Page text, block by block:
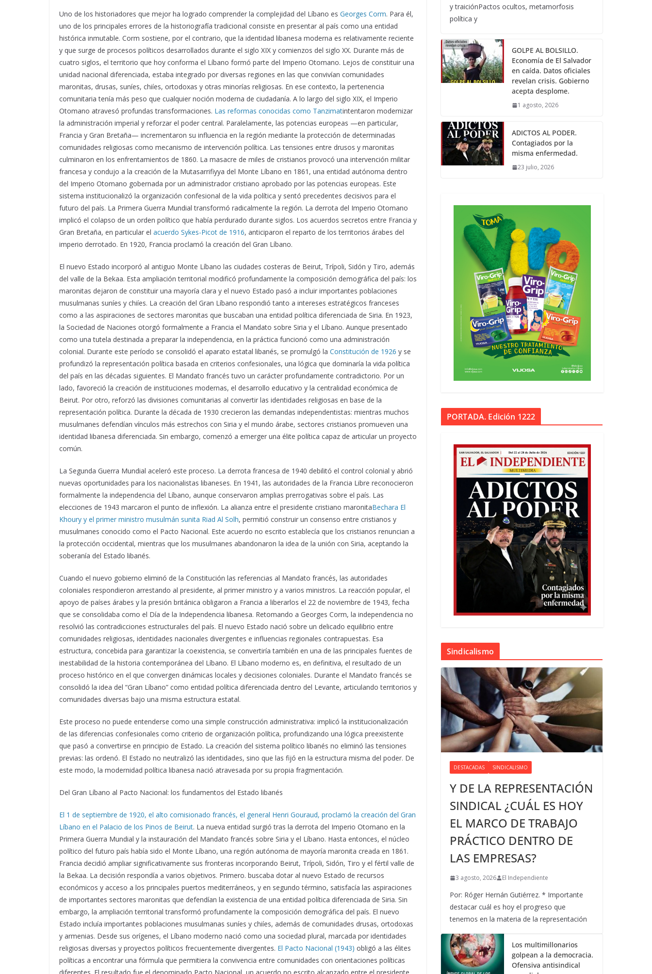
Uno de los historiadores que mejor ha logrado comprender la complejidad del Líbano es Georges Corm. Para él,
uno de los principales errores de la historiografía tradicional consiste en presentar al país como una entidad
histórica inmutable. Corm sostiene, por el contrario, que la identidad libanesa moderna es relativamente reciente
y que surge de procesos políticos desarrollados durante el siglo XIX y comienzos del siglo XX. Durante más de
cuatro siglos, el territorio que hoy conforma el Líbano formó parte del Imperio Otomano. Lejos de constituir una
unidad nacional diferenciada, estaba integrado por diversas regiones en las que convivían comunidades
maronitas, drusas, suníes, chiíes, ortodoxas y otras minorías religiosas. En ese contexto, la pertenencia
comunitaria tenía más peso que cualquier noción moderna de ciudadanía. A lo largo del siglo XIX, el Imperio
Otomano atravesó profundas transformaciones. Las reformas conocidas como Tanzimatintentaron modernizar
la administración imperial y reforzar el poder central. Paralelamente, las potencias europeas —en particular,
Francia y Gran Bretaña— incrementaron su influencia en la región mediante la protección de determinadas
comunidades religiosas como mecanismo de intervención política. Las tensiones entre drusos y maronitas
culminaron en los enfrentamientos de 1860. La masacre de miles de cristianos provocó una intervención militar
francesa y condujo a la creación de la Mutasarrifiyya del Monte Líbano en 1861, una entidad autónoma dentro
del Imperio Otomano gobernada por un administrador cristiano aprobado por las potencias europeas. Este
sistema institucionalizó la organización confesional de la vida política y sentó precedentes decisivos para el
futuro del país. La Primera Guerra Mundial transformó radicalmente la región. La derrota del Imperio Otomano
implicó el colapso de un orden político que había perdurado durante siglos. Los acuerdos secretos entre Francia y
Gran Bretaña, en particular el acuerdo Sykes-Picot de 1916, anticiparon el reparto de los territorios árabes del
imperio derrotado. En 1920, Francia proclamó la creación del Gran Líbano.
El nuevo Estado incorporó al antiguo Monte Líbano las ciudades costeras de Beirut, Trípoli, Sidón y Tiro, además
del valle de la Bekaa. Esta ampliación territorial modificó profundamente la composición demográfica del país: los
maronitas dejaron de constituir una mayoría clara y el nuevo Estado pasó a incluir importantes poblaciones
musulmanas suníes y chiíes. La creación del Gran Líbano respondió tanto a intereses estratégicos franceses
como a las aspiraciones de sectores maronitas que buscaban una entidad política diferenciada de Siria. En 1923,
la Sociedad de Naciones otorgó formalmente a Francia el Mandato sobre Siria y el Líbano. Aunque presentado
como una tutela destinada a preparar la independencia, en la práctica funcionó como una administración
colonial. Durante este período se consolidó el aparato estatal libanés, se promulgó la Constitución de 1926 y se
profundizó la representación política basada en criterios confesionales, una lógica que dominaría la vida política
del país en las décadas siguientes. El Mandato francés tuvo un carácter profundamente contradictorio. Por un
lado, favoreció la creación de instituciones modernas, el desarrollo educativo y la centralidad económica de
Beirut. Por otro, reforzó las divisiones comunitarias al convertir las identidades religiosas en base de la
representación política. Durante la década de 1930 crecieron las demandas independentistas: mientras muchos
musulmanes defendían vínculos más estrechos con Siria y el mundo árabe, sectores cristianos promueven una
identidad libanesa diferenciada. Sin embargo, comenzó a emerger una élite política capaz de articular un proyecto
común.
La Segunda Guerra Mundial aceleró este proceso. La derrota francesa de 1940 debilitó el control colonial y abrió
nuevas oportunidades para los nacionalistas libaneses. En 1941, las autoridades de la Francia Libre reconocieron
formalmente la independencia del Líbano, aunque conservaron amplias prerrogativas sobre el país. Las
elecciones de 1943 marcaron el punto de inflexión. La alianza entre el presidente cristiano maronitaBechara El
Khoury y el primer ministro musulmán sunita Riad Al Solh, permitió construir un consenso entre cristianos y
musulmanes conocido como el Pacto Nacional. Este acuerdo no escrito establecía que los cristianos renuncian a
la protección occidental, mientras que los musulmanes abandonaron la idea de la unión con Siria, aceptando la
soberanía del Estado libanés.
Cuando el nuevo gobierno eliminó de la Constitución las referencias al Mandato francés, las autoridades
coloniales respondieron arrestando al presidente, al primer ministro y a varios ministros. La reacción popular, el
apoyo de países árabes y la presión británica obligaron a Francia a liberarlos el 22 de noviembre de 1943, fecha
que se consolidaba como el Día de la Independencia libanesa. Retomando a Georges Corm, la independencia no
resolvió las contradicciones estructurales del país. El nuevo Estado nació sobre un delicado equilibrio entre
comunidades religiosas, identidades nacionales divergentes e influencias regionales contrapuestas. Esa
estructura, concebida para garantizar la coexistencia, se convertiría también en una de las principales fuentes de
inestabilidad de la historia contemporánea del Líbano. El Líbano moderno es, en definitiva, el resultado de un
proceso histórico en el que convergen dinámicas locales y decisiones coloniales. Durante el Mandato francés se
consolidó la idea del “Gran Líbano” como entidad política diferenciada dentro del Levante, articulando territorios y
comunidades diversas bajo una misma estructura estatal.
Este proceso no puede entenderse como una simple construcción administrativa: implicó la institucionalización
de las diferencias confesionales como criterio de organización política, profundizando una lógica preexistente
que pasó a convertirse en principio de Estado. La creación del sistema político libanés no eliminó las tensiones
previas: las ordenó. El Estado no neutralizó las identidades, sino que las fijó en la estructura misma del poder. De
este modo, la modernidad política libanesa nació atravesada por su propia fragmentación.
Del Gran Líbano al Pacto Nacional: los fundamentos del Estado libanés
El 1 de septiembre de 1920, el alto comisionado francés, el general Henri Gouraud, proclamó la creación del Gran
Líbano en el Palacio de los Pinos de Beirut. La nueva entidad surgió tras la derrota del Imperio Otomano en la
Primera Guerra Mundial y la instauración del Mandato francés sobre Siria y el Líbano. Hasta entonces, el núcleo
político del futuro país había sido el Monte Líbano, una región autónoma de mayoría maronita creada en 1861.
Francia decidió ampliar significativamente sus fronteras incorporando Beirut, Trípoli, Sidón, Tiro y el fértil valle de
la Bekaa. La decisión respondía a varios objetivos. Primero. buscaba dotar al nuevo Estado de recursos
económicos y acceso a los principales puertos mediterráneos, y en segundo término, satisfacía las aspiraciones
de importantes sectores maronitas que defendían la existencia de una entidad política diferenciada de Siria. Sin
embargo, la ampliación territorial transformó profundamente la composición demográfica del país. El nuevo
Estado incluía importantes poblaciones musulmanas suníes y chiíes, además de comunidades drusas, ortodoxas
y armenias. Desde sus orígenes, el Líbano moderno nació como una sociedad plural, marcada por identidades
religiosas diversas y proyectos políticos frecuentemente divergentes. El Pacto Nacional (1943) obligó a las élites
políticas a encontrar una fórmula que permitiera la convivencia entre comunidades con orientaciones políticas
y traiciónPactos ocultos, metamorfosis
política y
GOLPE AL BOLSILLO.
Economía de El Salvador
en caída. Datos oficiales
revelan crisis. Gobierno
acepta desplome.
1 agosto, 2026
ADICTOS AL PODER.
Contagiados por la
misma enfermedad.
23 julio, 2026
PORTADA. Edición 1222
Sindicalismo
DESTACADAS SINDICALISMO
Y DE LA REPRESENTACIÓN
SINDICAL ¿CUÁL ES HOY
EL MARCO DE TRABAJO
PRÁCTICO DENTRO DE
LAS EMPRESAS?
3 agosto, 2026 El Independiente
Por: Róger Hernán Gutiérrez. * Importante
destacar cuál es hoy el progreso que
tenemos en la materia de la representación
Los multimillonarios
golpean a la democracia.
Ofensiva antisindical